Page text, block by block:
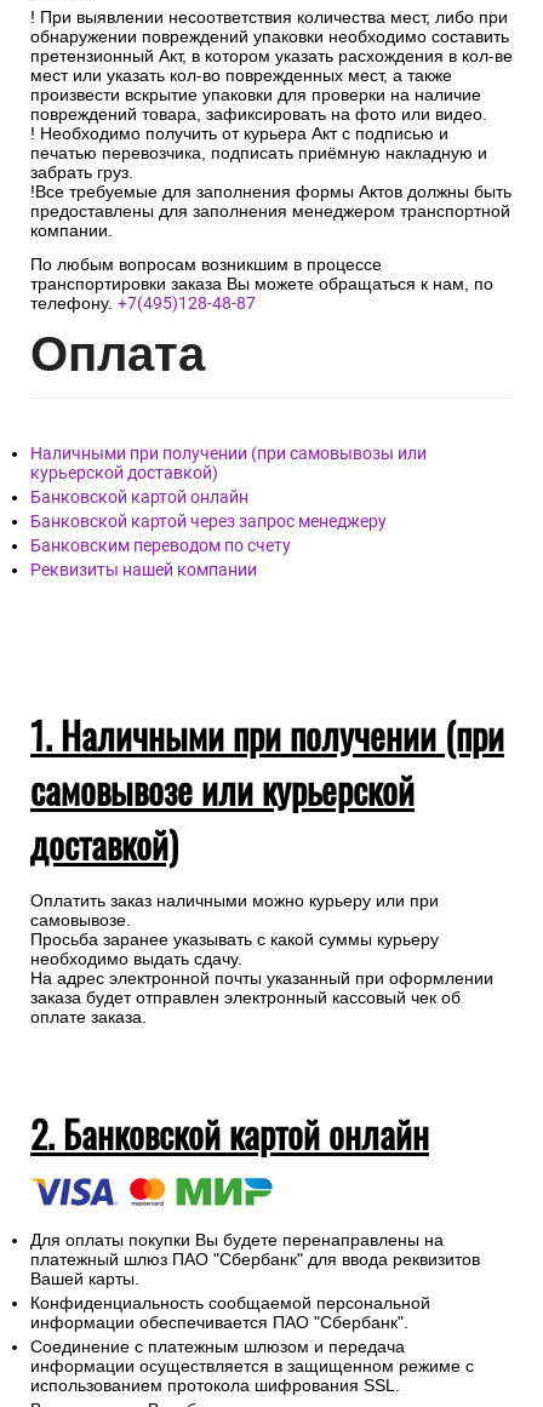
! При выявлении несоответствия количества мест, либо при
обнаружении повреждений упаковки необходимо составить
претензионный Акт, в котором указать расхождения в кол-ве
мест или указать кол-во поврежденных мест, а также
произвести вскрытие упаковки для проверки на наличие
повреждений товара, зафиксировать на фото или видео.
! Необходимо получить от курьера Акт с подписью и
печатью перевозчика, подписать приёмную накладную и
забрать груз.
!Все требуемые для заполнения формы Актов должны быть
предоставлены для заполнения менеджером транспортной
компании.
По любым вопросам возникшим в процессе
транспортировки заказа Вы можете обращаться к нам, по
телефону. +7(495)128-48-87
Оплата
Наличными при получении (при самовывозы или
курьерской доставкой)
Банковской картой онлайн
Банковской картой через запрос менеджеру
Банковским переводом по счету
Реквизиты нашей компании
1. Наличными при получении (при
самовывозе или курьерской
доставкой)
Оплатить заказ наличными можно курьеру или при
самовывозе.
Просьба заранее указывать с какой суммы курьеру
необходимо выдать сдачу.
На адрес электронной почты указанный при оформлении
заказа будет отправлен электронный кассовый чек об
оплате заказа.
2. Банковской картой онлайн
Для оплаты покупки Вы будете перенаправлены на
платежный шлюз ПАО "Сбербанк" для ввода реквизитов
Вашей карты.
Конфиденциальность сообщаемой персональной
информации обеспечивается ПАО "Сбербанк".
Соединение с платежным шлюзом и передача
информации осуществляется в защищенном режиме с
использованием протокола шифрования SSL.